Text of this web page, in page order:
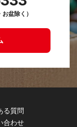
盆除く）
る質問
合わせ